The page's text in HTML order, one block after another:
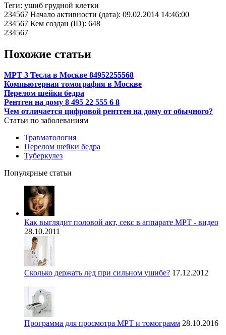
Теги: ушиб грудной клетки
234567 Начало активности (дата): 09.02.2014 14:46:00
234567 Кем создан (ID): 648
234567
Похожие статьи
МРТ 3 Тесла в Москве 84952255568
Компьютерная томография в Москве
Перелом шейки бедра
Рентген на дому 8 495 22 555 6 8
Чем отличается цифровой рентген на дому от обычного?
Статьи по заболеваниям
Травматология
Перелом шейки бедра
Туберкулез
Популярные статьи
Как выглядит половой акт, секс в аппарате МРТ - видео
28.10.2011
Сколько держать лед при сильном ушибе? 17.12.2012
Программа для просмотра МРТ и томограмм 28.10.2016